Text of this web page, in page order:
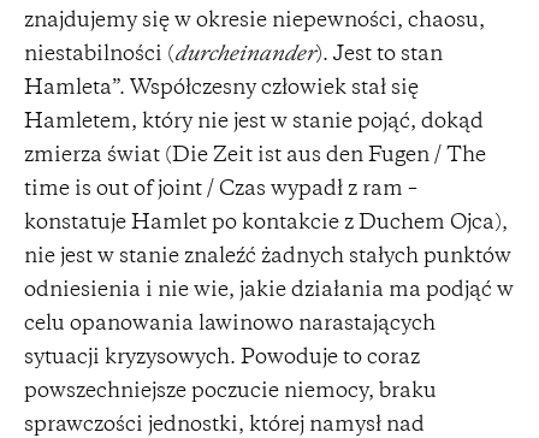
znajdujemy się w okresie niepewności, chaosu,
niestabilności (durcheinander). Jest to stan
Hamleta”. Współczesny człowiek stał się
Hamletem, który nie jest w stanie pojąć, dokąd
zmierza świat (Die Zeit ist aus den Fugen / The
time is out of joint / Czas wypadł z ram –
konstatuje Hamlet po kontakcie z Duchem Ojca),
nie jest w stanie znaleźć żadnych stałych punktów
odniesienia i nie wie, jakie działania ma podjąć w
celu opanowania lawinowo narastających
sytuacji kryzysowych. Powoduje to coraz
powszechniejsze poczucie niemocy, braku
sprawczości jednostki, której namysł nad